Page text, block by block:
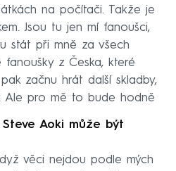
na počítači. Takže je
Jsou tu jen mí fanoušci,
stát při mně za všech
z Česka, které
začnu hrát další skladby,
Ale pro mě to bude hodně
Aoki může být
věci nejdou podle mých